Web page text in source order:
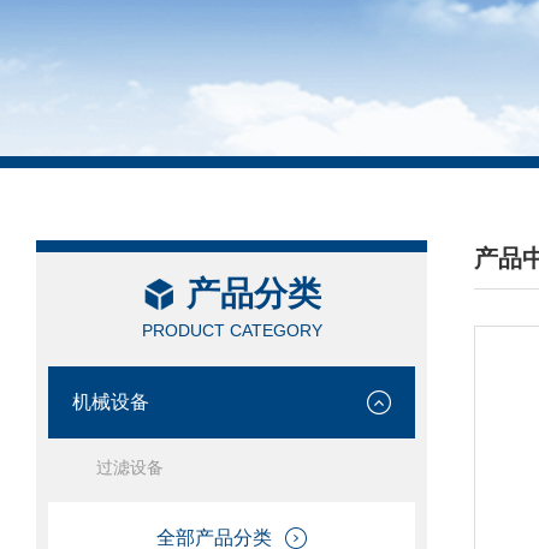
产品分类
PRODUCT CATEGORY
机械设备
过滤设备
全部产品分类
产品
/